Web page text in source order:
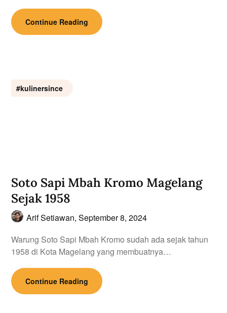
Continue Reading
#kulinersince
Soto Sapi Mbah Kromo Magelang
Sejak 1958
Arif Setiawan,September 8, 2024
Warung Soto Sapi Mbah Kromo sudah ada sejak tahun
1958 di Kota Magelang yang membuatnya…
Continue Reading